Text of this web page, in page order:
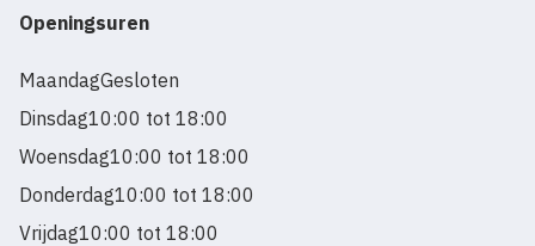
Openingsuren
MaandagGesloten
Dinsdag10:00 tot 18:00
Woensdag10:00 tot 18:00
Donderdag10:00 tot 18:00
Vrijdag10:00 tot 18:00